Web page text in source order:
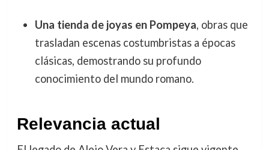
Una tienda de joyas en Pompeya, obras que
trasladan escenas costumbristas a épocas
clásicas, demostrando su profundo
conocimiento del mundo romano.
Relevancia actual